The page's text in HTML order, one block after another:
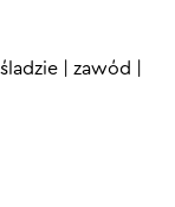
zawód